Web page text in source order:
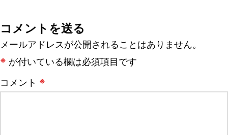
コメントを送る
メールアドレスが公開されることはありません。
※ が付いている欄は必須項目です
コメント ※